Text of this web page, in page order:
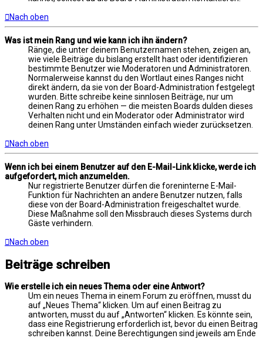
Nach oben
Was ist mein Rang und wie kann ich ihn ändern?
Ränge, die unter deinem Benutzernamen stehen, zeigen an,
wie viele Beiträge du bislang erstellt hast oder identifizieren
bestimmte Benutzer wie Moderatoren und Administratoren.
Normalerweise kannst du den Wortlaut eines Ranges nicht
direkt ändern, da sie von der Board-Administration festgelegt
wurden. Bitte schreibe keine sinnlosen Beiträge, nur um
deinen Rang zu erhöhen — die meisten Boards dulden dieses
Verhalten nicht und ein Moderator oder Administrator wird
deinen Rang unter Umständen einfach wieder zurücksetzen.
Nach oben
Wenn ich bei einem Benutzer auf den E-Mail-Link klicke, werde ich
aufgefordert, mich anzumelden.
Nur registrierte Benutzer dürfen die foreninterne E-Mail-
Funktion für Nachrichten an andere Benutzer nutzen, falls
diese von der Board-Administration freigeschaltet wurde.
Diese Maßnahme soll den Missbrauch dieses Systems durch
Gäste verhindern.
Nach oben
Beiträge schreiben
Wie erstelle ich ein neues Thema oder eine Antwort?
Um ein neues Thema in einem Forum zu eröffnen, musst du
auf „Neues Thema“ klicken. Um auf einen Beitrag zu
antworten, musst du auf „Antworten“ klicken. Es könnte sein,
dass eine Registrierung erforderlich ist, bevor du einen Beitrag
schreiben kannst. Deine Berechtigungen sind jeweils am Ende